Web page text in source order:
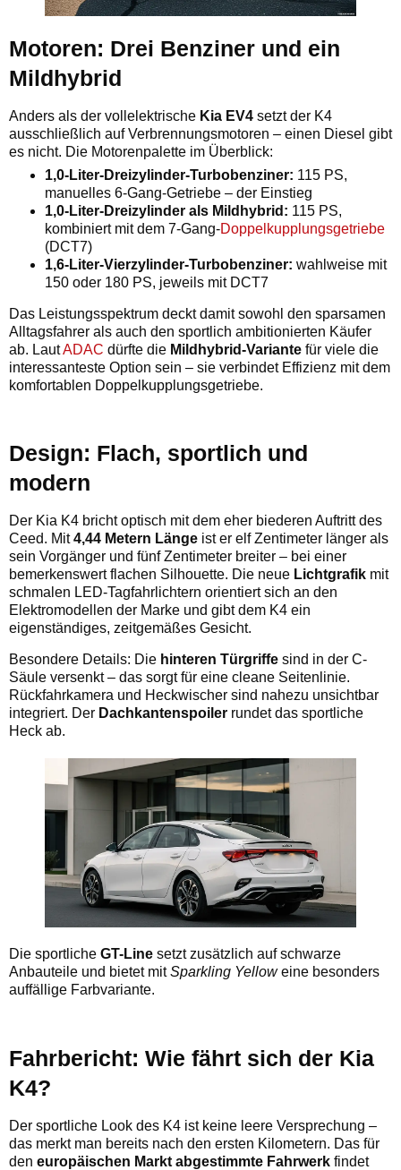
Motoren: Drei Benziner und ein
Mildhybrid
Anders als der vollelektrische Kia EV4 setzt der K4
ausschließlich auf Verbrennungsmotoren – einen Diesel gibt
es nicht. Die Motorenpalette im Überblick:
1,0-Liter-Dreizylinder-Turbobenziner: 115 PS,
manuelles 6-Gang-Getriebe – der Einstieg
1,0-Liter-Dreizylinder als Mildhybrid: 115 PS,
kombiniert mit dem 7-Gang-Doppelkupplungsgetriebe
(DCT7)
1,6-Liter-Vierzylinder-Turbobenziner: wahlweise mit
150 oder 180 PS, jeweils mit DCT7
Das Leistungsspektrum deckt damit sowohl den sparsamen
Alltagsfahrer als auch den sportlich ambitionierten Käufer
ab. LautADAC dürfte die Mildhybrid-Variante für viele die
interessanteste Option sein – sie verbindet Effizienz mit dem
komfortablen Doppelkupplungsgetriebe.
Design: Flach, sportlich und
modern
Der Kia K4 bricht optisch mit dem eher biederen Auftritt des
Ceed. Mit4,44 Metern Länge ist er elf Zentimeter länger als
sein Vorgänger und fünf Zentimeter breiter – bei einer
bemerkenswert flachen Silhouette. Die neue Lichtgrafik mit
schmalen LED-Tagfahrlichtern orientiert sich an den
Elektromodellen der Marke und gibt dem K4 ein
eigenständiges, zeitgemäßes Gesicht.
Besondere Details: Die hinteren Türgriffe sind in der C-
Säule versenkt – das sorgt für eine cleane Seitenlinie.
Rückfahrkamera und Heckwischer sind nahezu unsichtbar
integriert. Der Dachkantenspoiler rundet das sportliche
Heck ab.
Die sportliche GT-Line setzt zusätzlich auf schwarze
Anbauteile und bietet mitSparkling Yelloweine besonders
auffällige Farbvariante.
Fahrbericht: Wie fährt sich der Kia
K4?
Der sportliche Look des K4 ist keine leere Versprechung –
das merkt man bereits nach den ersten Kilometern. Das für
den europäischen Markt abgestimmte Fahrwerk findet